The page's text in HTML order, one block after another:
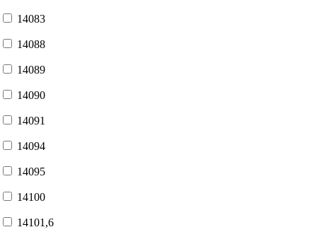
14083
14088
14089
14090
14091
14094
14095
14100
14101,6